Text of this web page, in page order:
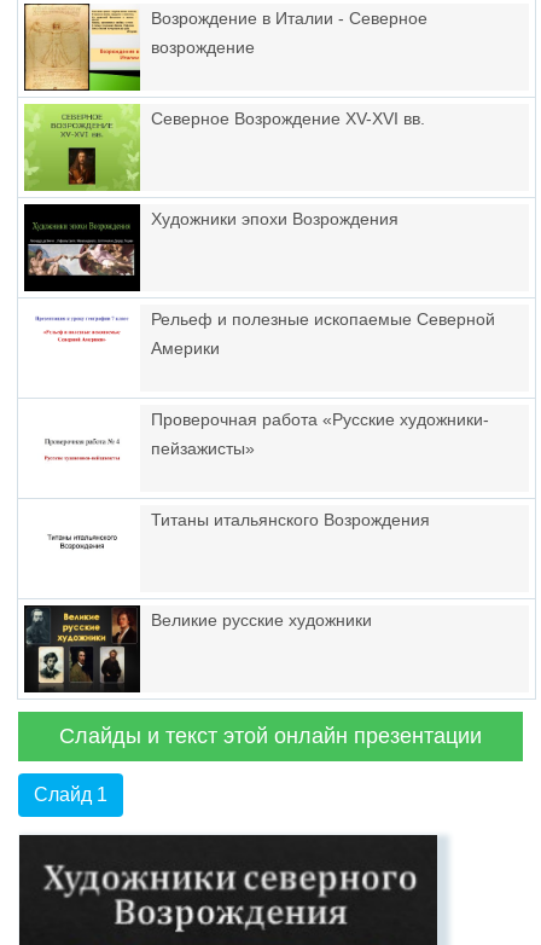
Возрождение в Италии - Северное
возрождение
Северное Возрождение XV-XVI вв.
Художники эпохи Возрождения
Рельеф и полезные ископаемые Северной
Америки
Проверочная работа «Русские художники-
пейзажисты»
Титаны итальянского Возрождения
Великие русские художники
Слайды и текст этой онлайн презентации
Слайд 1